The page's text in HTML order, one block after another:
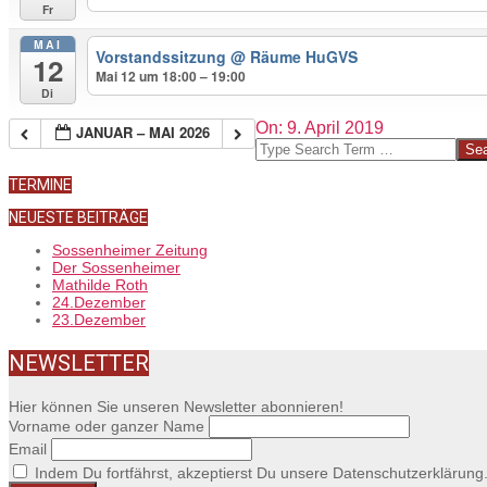
Fr
MAI
12
Di
Vorstandssitzung@ Räume HuGVS
Mai 12 um 18:00 – 19:00
JANUAR – MAI 2026
2019-
04-
On: 9. April 2019
Search
TERMINE
NEUESTE BEITRÄGE
Sossenheimer Zeitung
Der Sossenheimer
Mathilde Roth
24.Dezember
23.Dezember
NEWSLETTER
Hier können Sie unseren Newsletter abonnieren!
Vorname oder ganzer Name
Email
Indem Du fortfährst, akzeptierst Du unsere Datenschutzerklärung.